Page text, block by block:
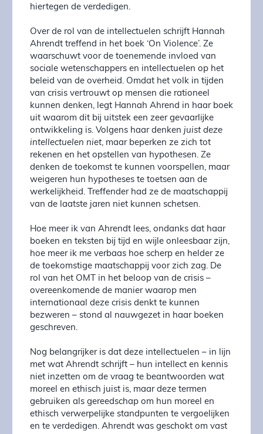
hiertegen de verdedigen.
Over de rol van de intellectuelen schrijft Hannah
Ahrendt treffend in het boek ‘On Violence’. Ze
waarschuwt voor de toenemende invloed van
sociale wetenschappers en intellectuelen op het
beleid van de overheid. Omdat het volk in tijden
van crisis vertrouwt op mensen die rationeel
kunnen denken, legt Hannah Ahrend in haar boek
uit waarom dit bij uitstek een zeer gevaarlijke
ontwikkeling is. Volgens haar denken juist deze
intellectuelen niet, maar beperken ze zich tot
rekenen en het opstellen van hypothesen. Ze
denken de toekomst te kunnen voorspellen, maar
weigeren hun hypotheses te toetsen aan de
werkelijkheid. Treffender had ze de maatschappij
van de laatste jaren niet kunnen schetsen.
Hoe meer ik van Ahrendt lees, ondanks dat haar
boeken en teksten bij tijd en wijle onleesbaar zijn,
hoe meer ik me verbaas hoe scherp en helder ze
de toekomstige maatschappij voor zich zag. De
rol van het OMT in het beloop van de crisis –
overeenkomende de manier waarop men
internationaal deze crisis denkt te kunnen
bezweren – stond al nauwgezet in haar boeken
geschreven.
Nog belangrijker is dat deze intellectuelen – in lijn
met wat Ahrendt schrijft – hun intellect en kennis
niet inzetten om de vraag te beantwoorden wat
moreel en ethisch juist is, maar deze termen
gebruiken als gereedschap om hun moreel en
ethisch verwerpelijke standpunten te vergoelijken
en te verdedigen. Ahrendt was geschokt om vast